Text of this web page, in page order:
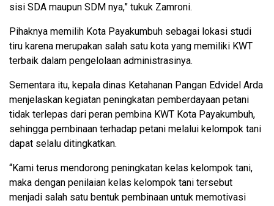
sisi SDA maupun SDM nya,” tukuk Zamroni.
Pihaknya memilih Kota Payakumbuh sebagai lokasi studi
tiru karena merupakan salah satu kota yang memiliki KWT
terbaik dalam pengelolaan administrasinya.
Sementara itu, kepala dinas Ketahanan Pangan Edvidel Arda
menjelaskan kegiatan peningkatan pemberdayaan petani
tidak terlepas dari peran pembina KWT Kota Payakumbuh,
sehingga pembinaan terhadap petani melalui kelompok tani
dapat selalu ditingkatkan.
“Kami terus mendorong peningkatan kelas kelompok tani,
maka dengan penilaian kelas kelompok tani tersebut
menjadi salah satu bentuk pembinaan untuk memotivasi